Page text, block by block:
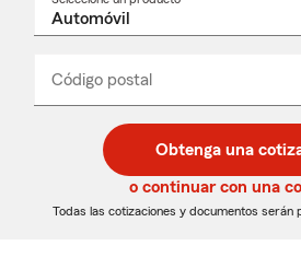
desplegable
Código postal
de
5
dígitos
de
5
dígitos
_____
Obtenga una
o continuar con una
Todas las cotizaciones y documentos serán